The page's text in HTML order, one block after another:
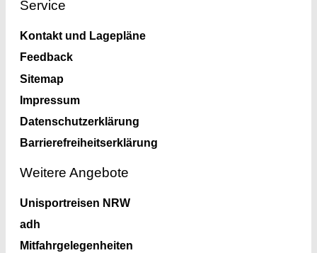
Service
Kontakt und Lagepläne
Feedback
Sitemap
Impressum
Datenschutzerklärung
Barrierefreiheitserklärung
Weitere Angebote
Unisportreisen NRW
adh
Mitfahrgelegenheiten